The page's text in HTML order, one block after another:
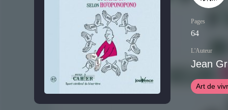
Pages
64
L'Auteur
Jean
Art de